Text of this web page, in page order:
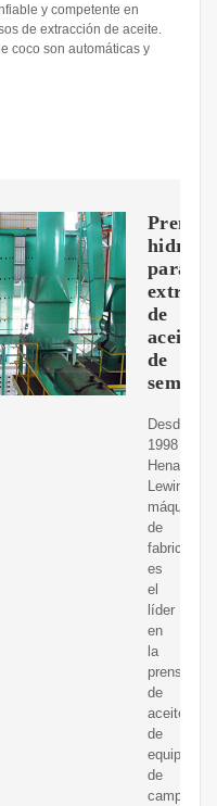
y competente en
de extracción de aceite.
coco son automáticas y
Prensa
para
de
aceite
de
semilla
Desde
1998
Henan
Lewin
máquina
de
fabricación
es
el
líder
en
la
prensa
de
aceite
de
equipos
de
campo